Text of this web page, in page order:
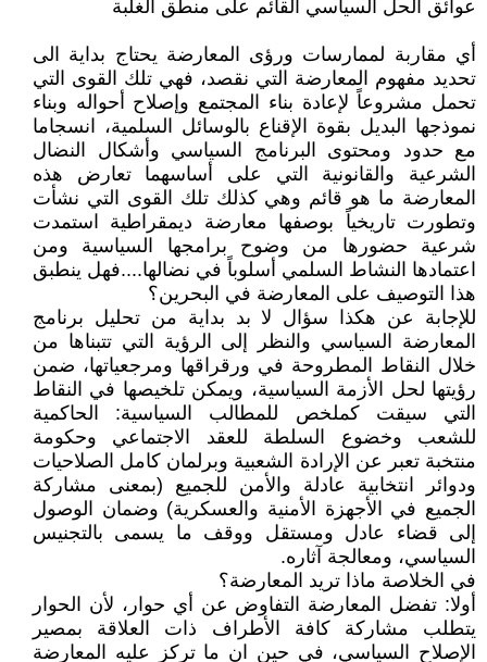
عوائق الحل السياسي القائم على منطق الغلبة
أي مقاربة لممارسات ورؤى المعارضة يحتاج بداية الى
تحديد مفهوم المعارضة التي نقصد، فهي تلك القوى التي
تحمل مشروعاً لإعادة بناء المجتمع وإصلاح أحواله وبناء
نموذجها البديل بقوة الإقناع بالوسائل السلمية، انسجاما
مع حدود ومحتوى البرنامج السياسي وأشكال النضال
الشرعية والقانونية التي على أساسهما تعارض هذه
المعارضة ما هو قائم وهي كذلك تلك القوى التي نشأت
وتطورت تاريخياً بوصفها معارضة ديمقراطية استمدت
شرعية حضورها من وضوح برامجها السياسية ومن
اعتمادها النشاط السلمي أسلوباً في نضالها....فهل ينطبق
هذا التوصيف على المعارضة في البحرين؟
للإجابة عن هكذا سؤال لا بد بداية من تحليل برنامج
المعارضة السياسي والنظر إلى الرؤية التي تتبناها من
خلال النقاط المطروحة في ورقراقها ومرجعياتها، ضمن
رؤيتها لحل الأزمة السياسية، ويمكن تلخيصها في النقاط
التي سيقت كملخص للمطالب السياسية: الحاكمية
للشعب وخضوع السلطة للعقد الاجتماعي وحكومة
منتخبة تعبر عن الإرادة الشعبية وبرلمان كامل الصلاحيات
ودوائر انتخابية عادلة والأمن للجميع (بمعنى مشاركة
الجميع في الأجهزة الأمنية والعسكرية) وضمان الوصول
إلى قضاء عادل ومستقل ووقف ما يسمى بالتجنيس
السياسي، ومعالجة آثاره.
في الخلاصة ماذا تريد المعارضة؟
أولا: تفضل المعارضة التفاوض عن أي حوار، لأن الحوار
يتطلب مشاركة كافة الأطراف ذات العلاقة بمصير
الإصلاح السياسي، في حين ان ما تركز عليه المعارضة